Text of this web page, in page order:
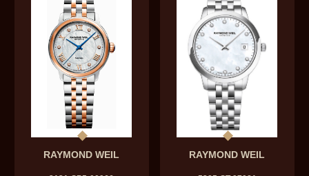
RAYMOND WEIL RAYMOND WEIL